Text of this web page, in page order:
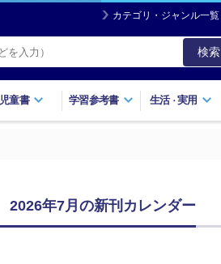
カテゴリ・ジャンル一覧
検索
児童書 学習参考書 生活・実用
2026年7月の新刊カレンダー